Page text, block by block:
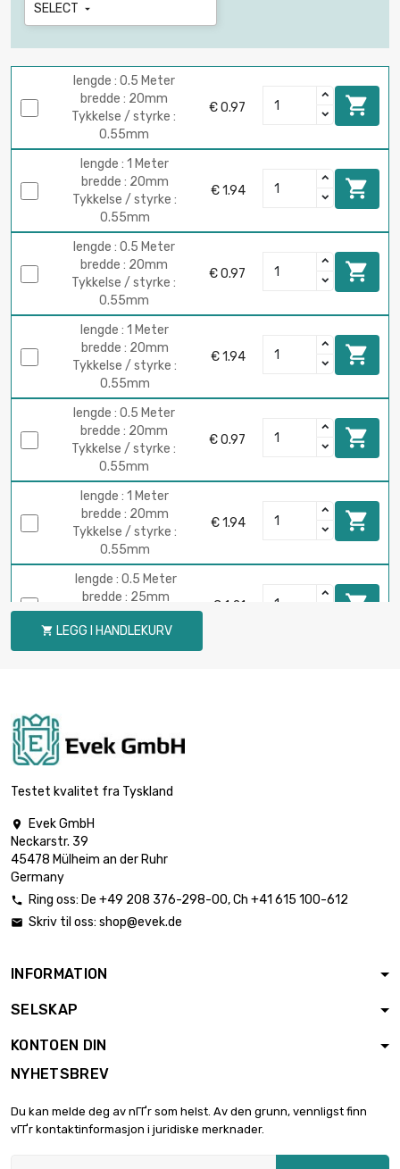
SELECT 
lengde : 0.5 Meter
bredde : 20mm
Tykkelse / styrke :
0.55mm
€ 0.97 
lengde : 1 Meter
bredde : 20mm
Tykkelse / styrke :
0.55mm
€ 1.94 
lengde : 0.5 Meter
bredde : 20mm
Tykkelse / styrke :
0.55mm
€ 0.97 
lengde : 1 Meter
bredde : 20mm
Tykkelse / styrke :
0.55mm
€ 1.94 
lengde : 0.5 Meter
bredde : 20mm
Tykkelse / styrke :
0.55mm
€ 0.97 
lengde : 1 Meter
bredde : 20mm
Tykkelse / styrke :
0.55mm
€ 1.94 
lengde : 0.5 Meter
bredde : 25mm
Tykkelse / styrke :
0.55mm
€ 1.21 
lengde : 0.5 Meter
0.55mm
lengde : 1 Meter
bredde : 25mm
Tykkelse / styrke :
bredde : 25mm
0.55mm
0.55mm
lengde : 0.5 Meter
Tykkelse / styrke :
0.55mm
€ 1.21 
 LEGG I HANDLEKURV
Testet kvalitet fra Tyskland

Evek GmbH
Neckarstr. 39
45478 Mülheim an der Ruhr
Germany
 Ring oss: De +49 208 376-298-00, Ch +41 615 100-612
 Skriv til oss: shop@evek.de
INFORMATION
SELSKAP
KONTOEN DIN
NYHETSBREV
Du kan melde deg av nГҐr som helst. Av den grunn, vennligst finn
vГҐr kontaktinformasjon i juridiske merknader.